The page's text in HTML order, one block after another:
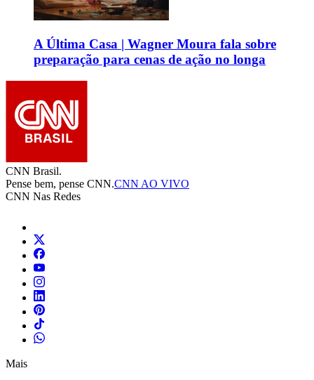
A Última Casa | Wagner Moura fala sobre
preparação para cenas de ação no longa
CNN Brasil.
Pense bem, pense CNN.CNN AO VIVO
CNN Nas Redes
Mais